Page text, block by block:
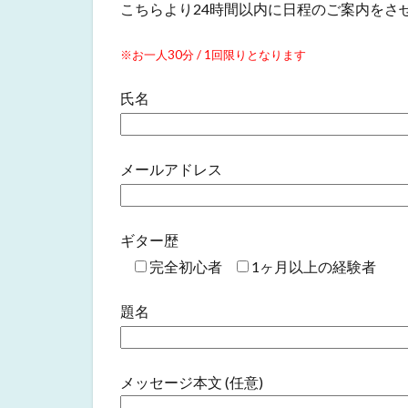
こちらより24時間以内に日程のご案内をさ
※お一人30分 / 1回限りとなります
氏名
メールアドレス
ギター歴
完全初心者
1ヶ月以上の経験者
題名
メッセージ本文 (任意)